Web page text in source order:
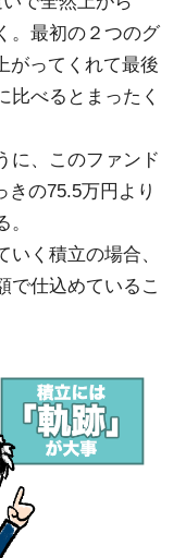
。最初の２つのグ
がってくれて最後
比べるとまったく
に、このファンド
の75.5万円より
く積立の場合、
で仕込めているこ